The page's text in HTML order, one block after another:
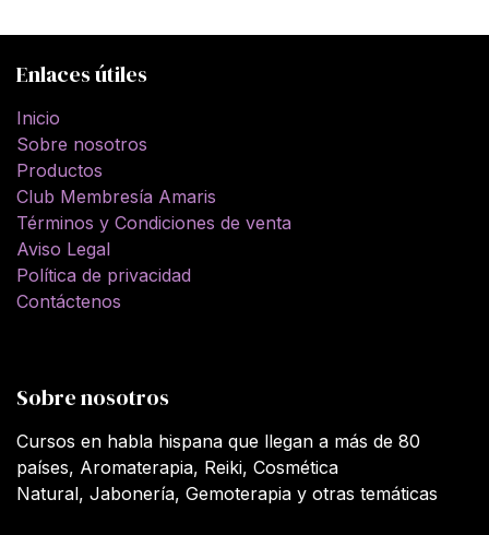
Enlaces útiles
Inicio
Sobre nosotros
Productos
Club Membresía Amaris
Términos y Condiciones de venta
Aviso Legal
Política de privacidad
Contáctenos
Sobre nosotros
Cursos en habla hispana que llegan a más de 80
países, Aromaterapia, Reiki, Cosmética
Natural, Jabonería, Gemoterapia y otras temáticas